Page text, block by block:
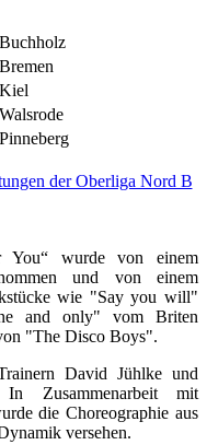
Buchholz
Bremen
Kiel
Walsrode
Pinneberg
der Oberliga Nord B
You“ wurde von einem
und von einem
wie "Say you will"
and only" vom Briten
"The Disco Boys".
David Jühlke und
Zusammenarbeit mit
die Choreographie aus
versehen.